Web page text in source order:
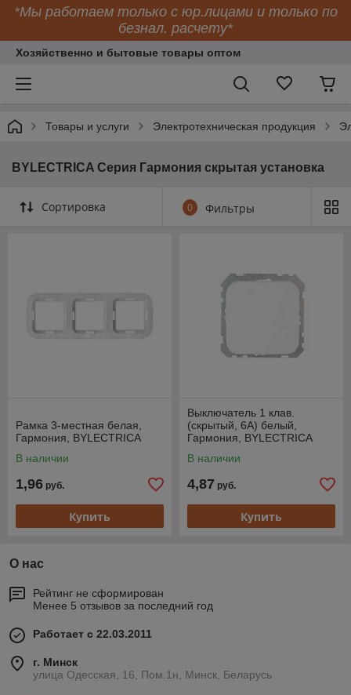
*Мы работаем только с юр.лицами и только по
безнал. расчету*
Хозяйственно и бытовые товары оптом
Товары и услуги Электротехническая продукция
BYLECTRICA Серия Гармония скрытая установка
Сортировка 0 Фильтры
Рамка 3-местная белая,
Гармония, BYLECTRICA
В наличии
1,96 руб.
Купить
Выключатель 1 клав.
(cкрытый, 6А) белый,
Гармония, BYLECTRICA
В наличии
4,87 руб.
Купить
О нас
Рейтинг не сформирован
Менее 5 отзывов за последний год
Работает с 22.03.2011
г. Минск
улица Одесская, 16, Пом.1н, Минск, Беларусь